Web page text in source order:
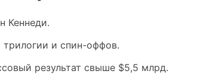
Кеннеди.
трилогии и спин-оффов.
результат свыше $5,5 млрд.